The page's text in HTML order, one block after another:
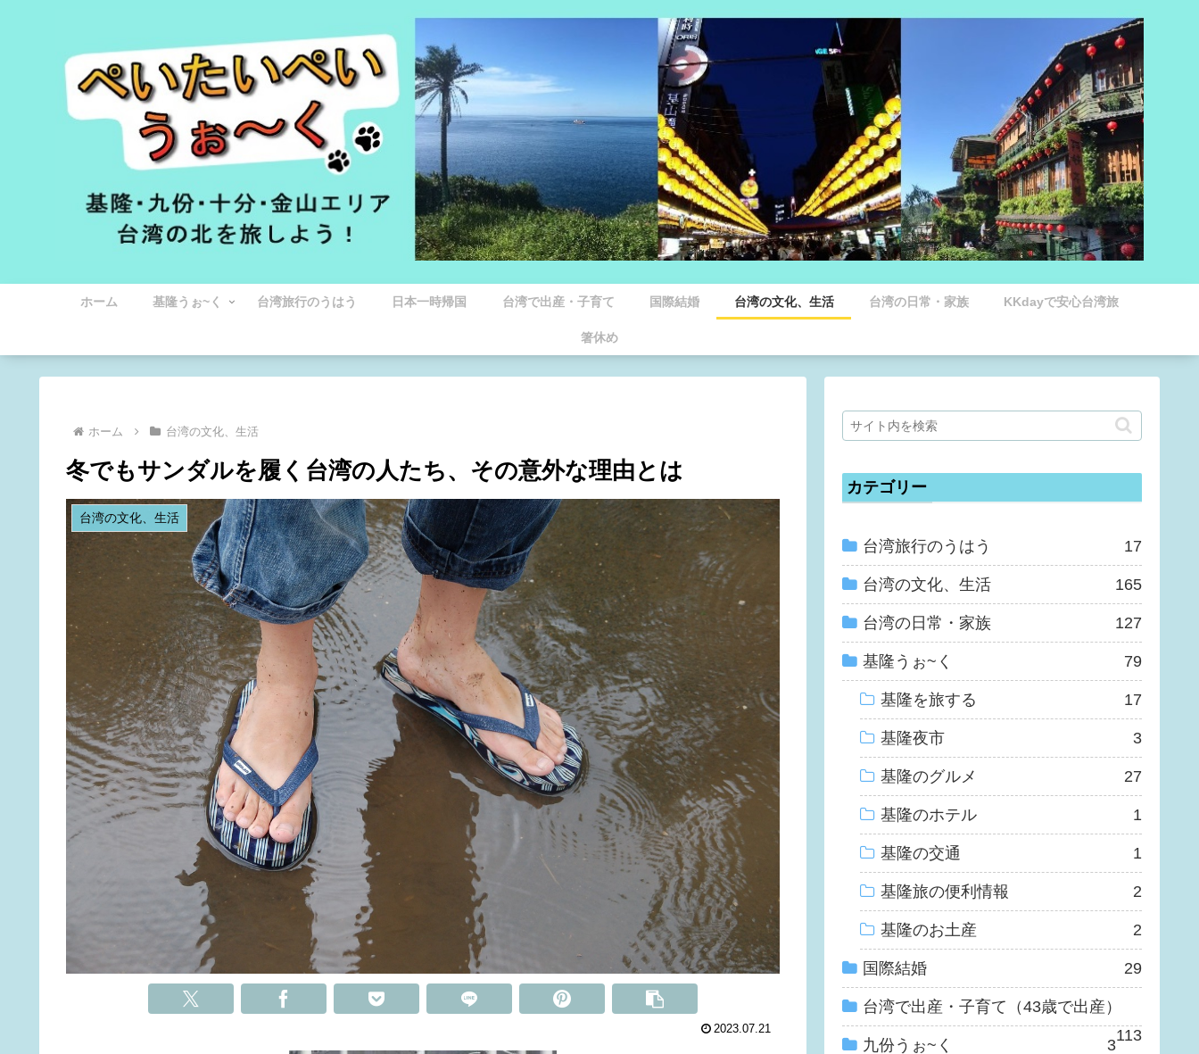
ホーム 基隆うぉ~く 台湾旅行のうはう 日本一時帰国 台湾で出産・子育て 国際結婚 台湾の文化、生活 台湾の日常・家族 KKdayで安心台湾旅
箸休め
ホーム 台湾の文化、生活
冬でもサンダルを履く台湾の人たち、その意外な理由とは
台湾の文化、生活
2023.07.21
カテゴリー
台湾旅行のうはう 17
台湾の文化、生活 165
台湾の日常・家族 127
基隆うぉ~く 79
基隆を旅する 17
基隆夜市 3
基隆のグルメ 27
基隆のホテル 1
基隆の交通 1
基隆旅の便利情報 2
基隆のお土産 2
国際結婚 29
台湾で出産・子育て（43歳で出産）
113
九份うぉ~く 3